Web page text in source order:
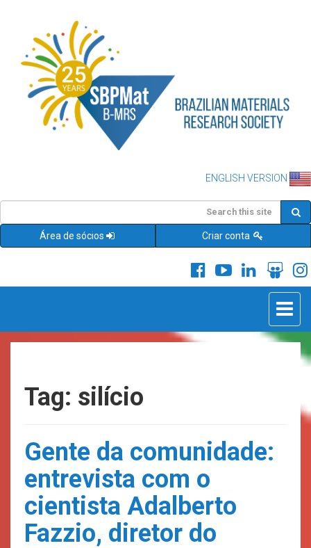
ENGLISH VERSION
Área de sócios Criar conta
Toggle
Tag: silício
Gente da comunidade:
entrevista com o
cientista Adalberto
Fazzio, diretor do